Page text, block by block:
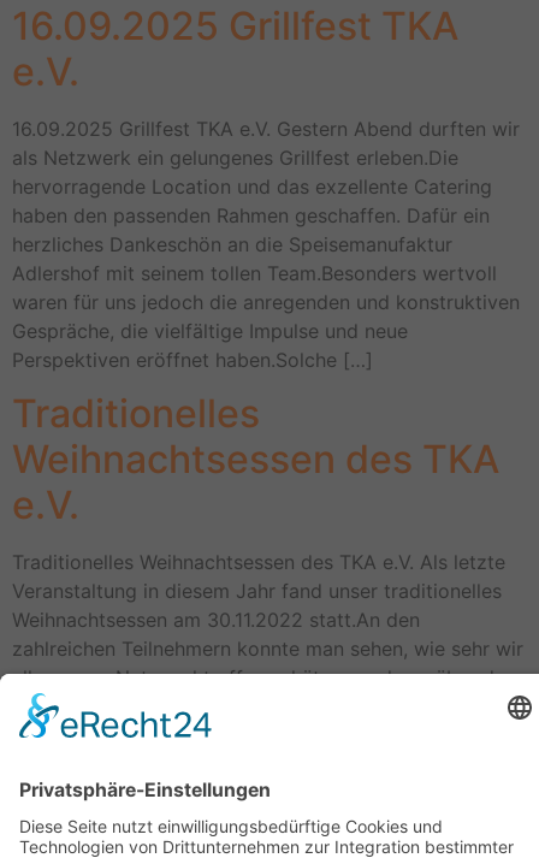
16.09.2025 Grillfest TKA
e.V.
16.09.2025 Grillfest TKA e.V. Gestern Abend durften wir
als Netzwerk ein gelungenes Grillfest erleben.Die
hervorragende Location und das exzellente Catering
haben den passenden Rahmen geschaffen. Dafür ein
herzliches Dankeschön an die Speisemanufaktur
Adlershof mit seinem tollen Team.Besonders wertvoll
waren für uns jedoch die anregenden und konstruktiven
Gespräche, die vielfältige Impulse und neue
Perspektiven eröffnet haben.Solche […]
Traditionelles
Weihnachtsessen des TKA
e.V.
Traditionelles Weihnachtsessen des TKA e.V. Als letzte
Veranstaltung in diesem Jahr fand unser traditionelles
Weihnachtsessen am 30.11.2022 statt.An den
zahlreichen Teilnehmern konnte man sehen, wie sehr wir
alle unsere Netzwerktreffen schätzen und uns über das
persönliche Wiedersehen freuen. Es war ein kurzweiliger
und rundum gelungener Abend, nicht zuletzt auch
Geschäftsstelle Adlershof